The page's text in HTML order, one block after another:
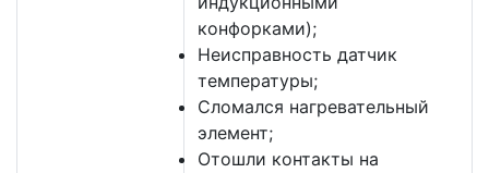
конфорками);
Неисправность датчик
температуры;
Сломался нагревательный
элемент;
Отошли контакты на